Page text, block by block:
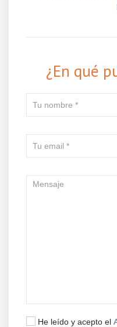
¿En qué
He leído y acepto el